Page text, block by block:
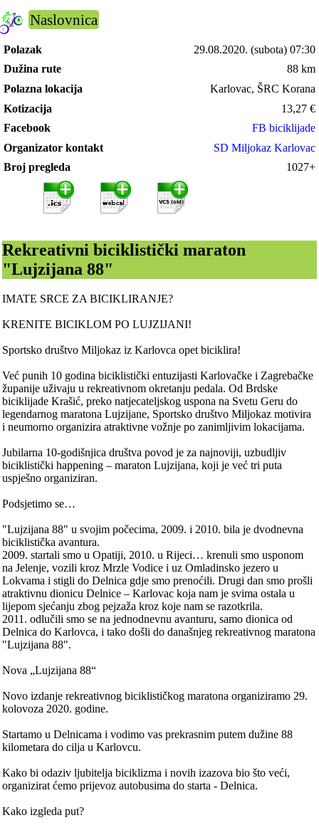
Naslovnica
Polazak 29.08.2020. (subota) 07:30
Dužina rute
88 km
Polazna lokacija
Karlovac, ŠRC Korana
Kotizacija
13,27 €
Facebook
FB biciklijade
Organizator kontakt
SD Miljokaz Karlovac
Broj pregleda
1027+
Rekreativni biciklistički maraton
"Lujzijana 88"
IMATE SRCE ZA BICIKLIRANJE?
KRENITE BICIKLOM PO LUJZIJANI!
Sportsko društvo Miljokaz iz Karlovca opet biciklira!
Već punih 10 godina biciklistički entuzijasti Karlovačke i Zagrebačke
županije uživaju u rekreativnom okretanju pedala. Od Brdske
biciklijade Krašić, preko natjecateljskog uspona na Svetu Geru do
legendarnog maratona Lujzijane, Sportsko društvo Miljokaz motivira
i neumorno organizira atraktivne vožnje po zanimljivim lokacijama.
Jubilarna 10-godišnjica društva povod je za najnoviji, uzbudljiv
biciklistički happening – maraton Lujzijana, koji je već tri puta
uspješno organiziran.
Podsjetimo se…
"Lujzijana 88" u svojim počecima, 2009. i 2010. bila je dvodnevna
biciklistička avantura.
2009. startali smo u Opatiji, 2010. u Rijeci… krenuli smo usponom
na Jelenje, vozili kroz Mrzle Vodice i uz Omladinsko jezero u
Lokvama i stigli do Delnica gdje smo prenoćili. Drugi dan smo prošli
atraktivnu dionicu Delnice – Karlovac koja nam je svima ostala u
lijepom sjećanju zbog pejzaža kroz koje nam se razotkrila.
2011. odlučili smo se na jednodnevnu avanturu, samo dionica od
Delnica do Karlovca, i tako došli do današnjeg rekreativnog maratona
"Lujzijana 88".
Nova „Lujzijana 88“
Novo izdanje rekreativnog biciklističkog maratona organiziramo 29.
kolovoza 2020. godine.
Startamo u Delnicama i vodimo vas prekrasnim putem dužine 88
kilometara do cilja u Karlovcu.
Kako bi odaziv ljubitelja biciklizma i novih izazova bio što veći,
organizirat ćemo prijevoz autobusima do starta - Delnica.
Kako izgleda put?